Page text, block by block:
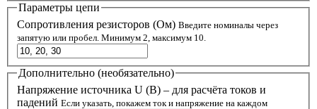
Параметры цепи
Сопротивления резисторов (Ом) Введите номиналы через
запятую или пробел. Минимум 2, максимум 10.
Дополнительно (необязательно)
Напряжение источника U (В) – для расчёта токов и
падений Если указать, покажем ток и напряжение на каждом